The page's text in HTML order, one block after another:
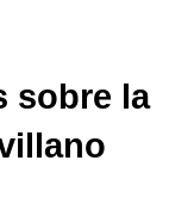
sobre la